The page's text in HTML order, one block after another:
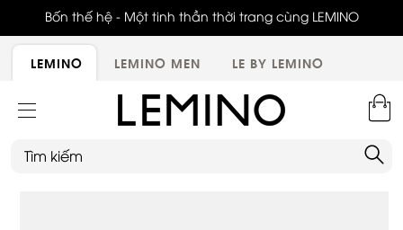
Bốn thế hệ - Một tinh thần thời trang cùng LEMINO
LEMINO LEMINO MEN LE BY LEMINO